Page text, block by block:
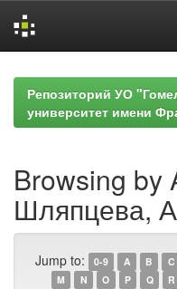
navigationРепозиторий УО
университет имени
Browsing by
Шляпцева,
Jump to: 0-9 A B C
M
N O P Q R